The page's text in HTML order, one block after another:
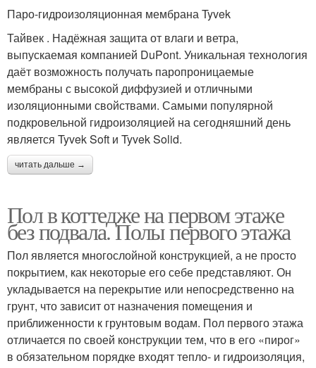
Паро-гидроизоляционная мембрана Tyvek
Тайвек . Надёжная защита от влаги и ветра,
выпускаемая компанией DuPont. Уникальная технология
даёт возможность получать паропроницаемые
мембраны с высокой диффузией и отличными
изоляционными свойствами. Самыми популярной
подкровельной гидроизоляцией на сегодняшний день
является Tyvek Soft и Tyvek Solid.
читать дальше →
Пол в коттедже на первом этаже
без подвала. Полы первого этажа
Пол является многослойной конструкцией, а не просто
покрытием, как некоторые его себе представляют. Он
укладывается на перекрытие или непосредственно на
грунт, что зависит от назначения помещения и
приближенности к грунтовым водам. Пол первого этажа
отличается по своей конструкции тем, что в его «пирог»
в обязательном порядке входят тепло- и гидроизоляция,